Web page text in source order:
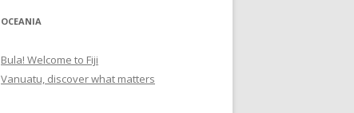
OCEANIA
Bula! Welcome to Fiji
Vanuatu, discover what matters